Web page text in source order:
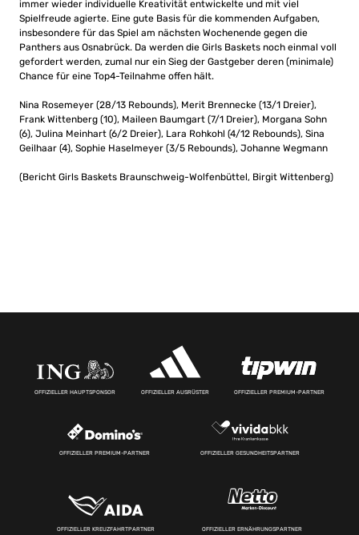
immer wieder individuelle Kreativität entwickelte und mit viel
Spielfreude agierte. Eine gute Basis für die kommenden Aufgaben,
insbesondere für das Spiel am nächsten Wochenende gegen die
Panthers aus Osnabrück. Da werden die Girls Baskets noch einmal voll
gefordert werden, zumal nur ein Sieg der Gastgeber deren (minimale)
Chance für eine Top4-Teilnahme offen hält.
Nina Rosemeyer (28/13 Rebounds), Merit Brennecke (13/1 Dreier),
Frank Wittenberg (10), Maileen Baumgart (7/1 Dreier), Morgana Sohn
(6), Julina Meinhart (6/2 Dreier), Lara Rohkohl (4/12 Rebounds), Sina
Geilhaar (4), Sophie Haselmeyer (3/5 Rebounds), Johanne Wegmann
(Bericht Girls Baskets Braunschweig-Wolfenbüttel, Birgit Wittenberg)
OFFIZIELLER HAUPTSPONSOR OFFIZIELLER AUSRÜSTER OFFIZIELLER PREMIUM-PARTNER
OFFIZIELLER PREMIUM-PARTNER OFFIZIELLER GESUNDHEITSPARTNER
OFFIZIELLER KREUZFAHRTPARTNER OFFIZIELLER ERNÄHRUNGSPARTNER